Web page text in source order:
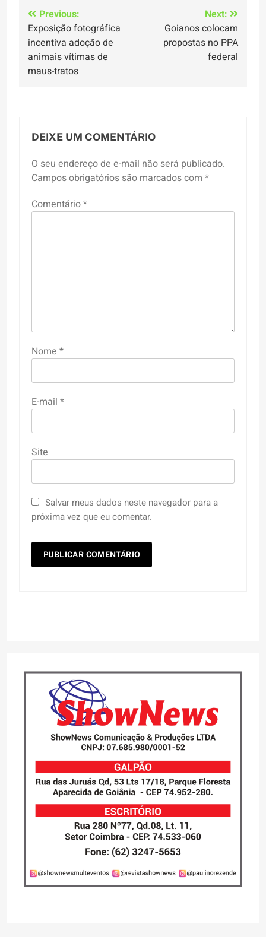
Navegação
de
Post
Previous:
Exposição fotográfica
incentiva adoção de
animais vítimas de
maus-tratos
Next:
Goianos colocam
propostas no PPA
federal
DEIXE UM COMENTÁRIO
O seu endereço de e-mail não será publicado.
Campos obrigatórios são marcados com *
Comentário*
Nome *
E-mail *
Site
Salvar meus dados neste navegador para a
próxima vez que eu comentar.